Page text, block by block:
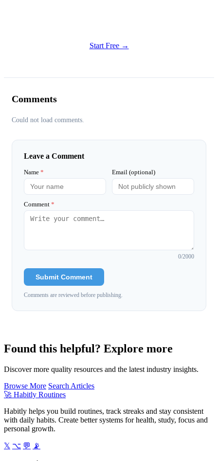
Start Free →
Comments
Could not load comments.
Leave a Comment
Name * Email (optional)
Comment *
0/2000
Submit Comment
Comments are reviewed before publishing.
Found this helpful? Explore more
Discover more quality resources and the latest industry insights.
Browse More Search Articles
🚀 Habitly Routines
Habitly helps you build routines, track streaks and stay consistent
with daily habits. Create better systems for health, study, focus and
personal growth.
𝕏 ⌥ 💬 📡